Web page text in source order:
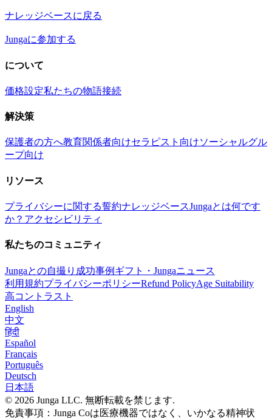
ナレッジベースに戻る
Jungaに参加する
について
価格設定私たちの物語接続
解決策
保護者の方へ教育関係者向けセラピスト向けソーシャルグル
ープ向け
リソース
プライバシーに関する誓約ナレッジベースJungaとは何です
か？ アクセシビリティ
私たちのコミュニティ
Jungaとの自撮り 成功事例 ギフト・Jungaニュース
利用規約プライバシーポリシーRefund PolicyAge Suitability
高コントラスト
English
中文
हिंदी
Español
Français
Português
Deutsch
日本語
© 2026 Junga LLC. 無断転載を禁じます.
免責事項：Junga Coは医療機器ではなく、いかなる精神状